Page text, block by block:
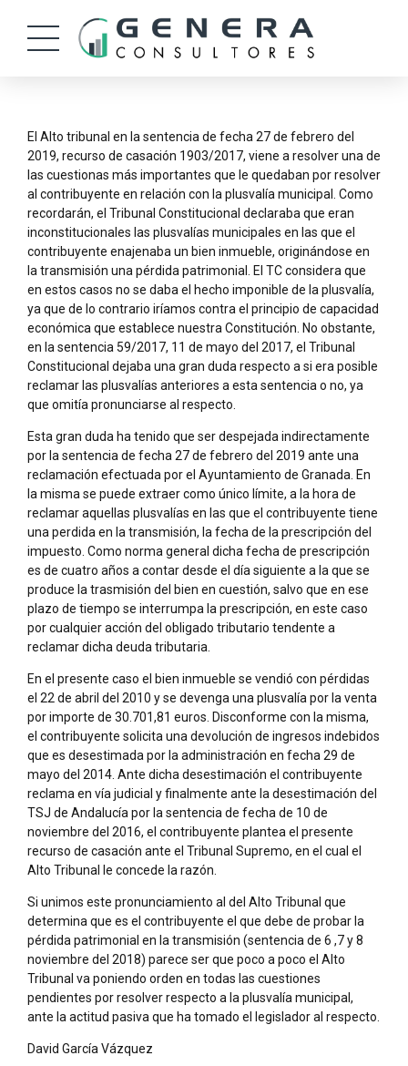
El Alto tribunal en la sentencia de fecha 27 de febrero del
2019, recurso de casación 1903/2017, viene a resolver una de
las cuestionas más importantes que le quedaban por resolver
al contribuyente en relación con la plusvalía municipal. Como
recordarán, el Tribunal Constitucional declaraba que eran
inconstitucionales las plusvalías municipales en las que el
contribuyente enajenaba un bien inmueble, originándose en
la transmisión una pérdida patrimonial. El TC considera que
en estos casos no se daba el hecho imponible de la plusvalía,
ya que de lo contrario iríamos contra el principio de capacidad
económica que establece nuestra Constitución. No obstante,
en la sentencia 59/2017, 11 de mayo del 2017, el Tribunal
Constitucional dejaba una gran duda respecto a si era posible
reclamar las plusvalías anteriores a esta sentencia o no, ya
que omitía pronunciarse al respecto.
Esta gran duda ha tenido que ser despejada indirectamente
por la sentencia de fecha 27 de febrero del 2019 ante una
reclamación efectuada por el Ayuntamiento de Granada. En
la misma se puede extraer como único límite, a la hora de
reclamar aquellas plusvalías en las que el contribuyente tiene
una perdida en la transmisión, la fecha de la prescripción del
impuesto. Como norma general dicha fecha de prescripción
es de cuatro años a contar desde el día siguiente a la que se
produce la trasmisión del bien en cuestión, salvo que en ese
plazo de tiempo se interrumpa la prescripción, en este caso
por cualquier acción del obligado tributario tendente a
reclamar dicha deuda tributaria.
En el presente caso el bien inmueble se vendió con pérdidas
el 22 de abril del 2010 y se devenga una plusvalía por la venta
por importe de 30.701,81 euros. Disconforme con la misma,
el contribuyente solicita una devolución de ingresos indebidos
que es desestimada por la administración en fecha 29 de
mayo del 2014. Ante dicha desestimación el contribuyente
reclama en vía judicial y finalmente ante la desestimación del
TSJ de Andalucía por la sentencia de fecha de 10 de
noviembre del 2016, el contribuyente plantea el presente
recurso de casación ante el Tribunal Supremo, en el cual el
Alto Tribunal le concede la razón.
Si unimos este pronunciamiento al del Alto Tribunal que
determina que es el contribuyente el que debe de probar la
pérdida patrimonial en la transmisión (sentencia de 6 ,7 y 8
noviembre del 2018) parece ser que poco a poco el Alto
Tribunal va poniendo orden en todas las cuestiones
pendientes por resolver respecto a la plusvalía municipal,
ante la actitud pasiva que ha tomado el legislador al respecto.
David García Vázquez